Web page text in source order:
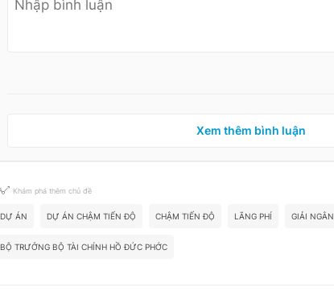
Xem thêm bình luận
Khám phá thêm chủ đề
DỰ ÁN DỰ ÁN CHẬM TIẾN ĐỘ CHẬM TIẾN ĐỘ LÃNG PHÍ GIẢI NGÂN
BỘ TRƯỞNG BỘ TÀI CHÍNH HỒ ĐỨC PHỚC